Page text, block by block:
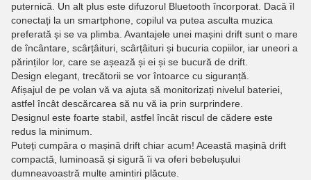
puternică. Un alt plus este difuzorul Bluetooth încorporat. Dacă îl
conectați la un smartphone, copilul va putea asculta muzica
preferată și se va plimba. Avantajele unei mașini drift sunt o mare
de încântare, scârțâituri, scârțâituri și bucuria copiilor, iar uneori a
părinților lor, care se așează și ei și se bucură de drift.
Design elegant, trecătorii se vor întoarce cu siguranță.
Afișajul de pe volan vă va ajuta să monitorizați nivelul bateriei,
astfel încât descărcarea să nu vă ia prin surprindere.
Designul este foarte stabil, astfel încât riscul de cădere este
redus la minimum.
Puteți cumpăra o mașină drift chiar acum! Această mașină drift
compactă, luminoasă și sigură îi va oferi bebelușului
dumneavoastră multe amintiri plăcute.